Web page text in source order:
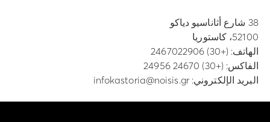
38 شارع أثاناسيو دياكو
52100، كاستوريا
الهاتف: (+30) 2467022906
الفاكس: (+30) 24670 24956
البريد الإلكتروني:infokastoria@noisis.gr